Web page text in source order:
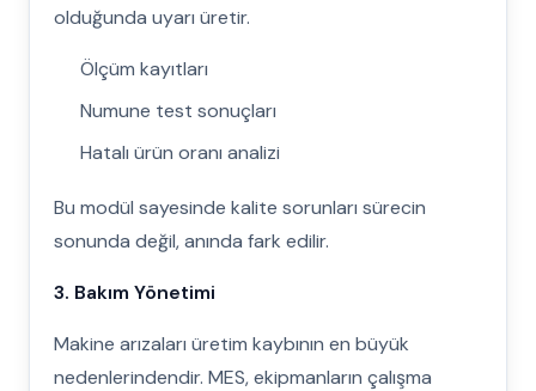
olduğunda uyarı üretir.
Ölçüm kayıtları
Numune test sonuçları
Hatalı ürün oranı analizi
Bu modül sayesinde kalite sorunları sürecin
sonunda değil, anında fark edilir.
3. Bakım Yönetimi
Makine arızaları üretim kaybının en büyük
nedenlerindendir. MES, ekipmanların çalışma